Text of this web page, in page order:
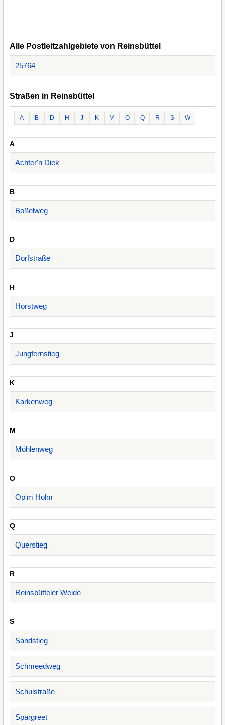
Alle Postleitzahlgebiete von Reinsbüttel
25764
Straßen in Reinsbüttel
A B D H J K M O Q R S W
A
Achter'n Diek
B
Boßelweg
D
Dorfstraße
H
Horstweg
J
Jungfernstieg
K
Karkenweg
M
Möhlenweg
O
Op'm Holm
Q
Querstieg
R
Reinsbütteler Weide
S
Sandstieg
Schmeedweg
Schulstraße
Spargreet